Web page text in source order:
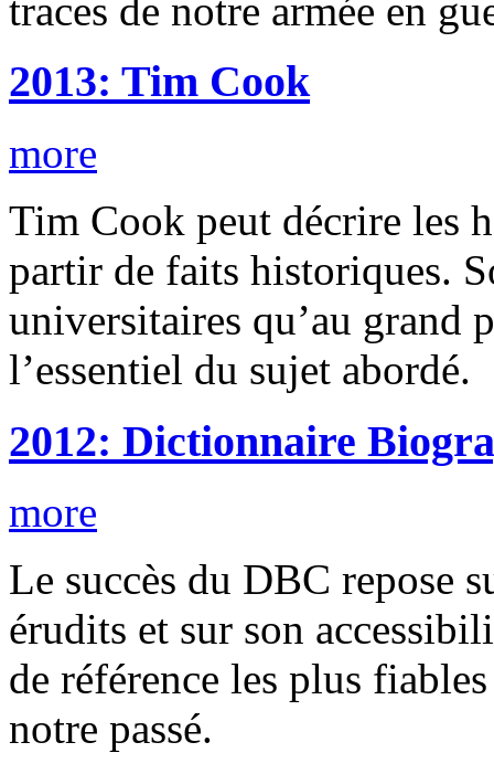
traces de notre armée en
2013: Tim Cook
more
Tim Cook peut décrire les
partir de faits historiques.
universitaires qu’au grand
l’essentiel du sujet abordé.
2012: Dictionnaire
more
Le succès du DBC repose
érudits et sur son
de référence les plus
notre passé.